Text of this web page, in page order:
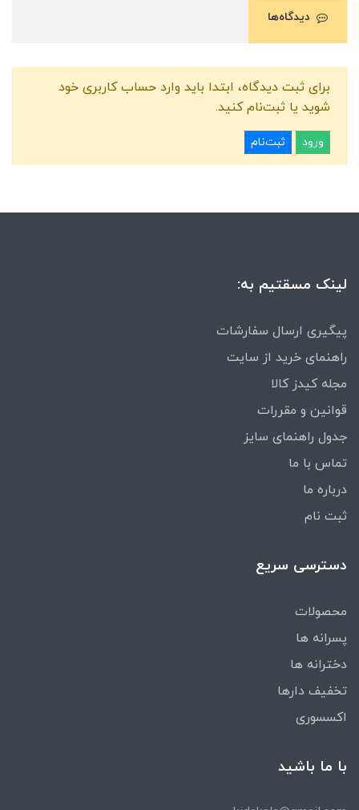
دیدگاه‌ها
برای ثبت دیدگاه، ابتدا باید وارد حساب کاربری خود
شوید یا ثبت‌نام کنید.
ورود ثبت‌نام
لینک مسقتیم به:
پیگیری ارسال سفارشات
راهنمای خرید از سایت
مجله کیدز کالا
قوانین و مقررات
جدول راهنمای سایز
تماس با ما
درباره ما
ثبت نام
دسترسی سریع
محصولات
پسرانه ها
دخترانه ها
تخفیف دارها
اکسسوری
با ما باشید